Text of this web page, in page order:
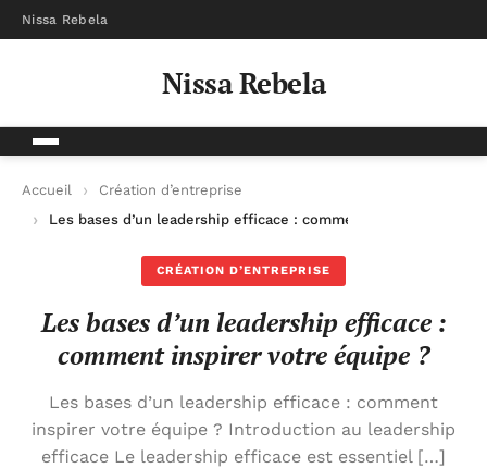
Nissa Rebela
Nissa Rebela
Accueil
Création d’entreprise
Les bases d’un leadership efficace : comment inspirer votre
CRÉATION D’ENTREPRISE
Les bases d’un leadership efficace :
comment inspirer votre équipe ?
Les bases d’un leadership efficace : comment
inspirer votre équipe ? Introduction au leadership
efficace Le leadership efficace est essentiel […]